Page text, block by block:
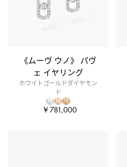
《ムーヴ ウノ》 パヴ
ェ イヤリング
ホワイトゴールドダイヤモン
ド
￥781,000